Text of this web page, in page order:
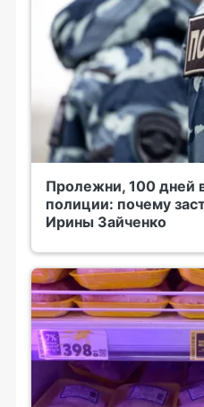
Пролежни, 100 дней
полиции: почему
Ирины Зайченко